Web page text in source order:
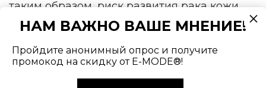
таким образом, риск развития рака кожи,
лёгких и предстательной железы.
Опираясь на полученные результаты,
эксперты пришли к выводу, что активное
НАМ ВАЖНО ВАШЕ МНЕНИЕ!
Пройдите анонимный опрос и получите
промокод на скидку от E-MODE®!